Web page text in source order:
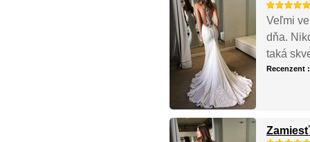
Veľmi
dňa.
taká
Recenzent